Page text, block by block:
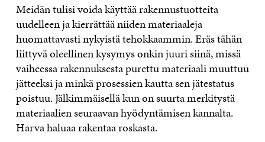
Meidän tulisi voida käyttää rakennustuotteita
uudelleen ja kierrättää niiden materiaaleja
huomattavasti nykyistä tehokkaammin. Eräs tähän
liittyvä oleellinen kysymys onkin juuri siinä, missä
vaiheessa rakennuksesta purettu materiaali muuttuu
jätteeksi ja minkä prosessien kautta sen jätestatus
poistuu. Jälkimmäisellä kun on suurta merkitystä
materiaalien seuraavan hyödyntämisen kannalta.
Harva haluaa rakentaa roskasta.